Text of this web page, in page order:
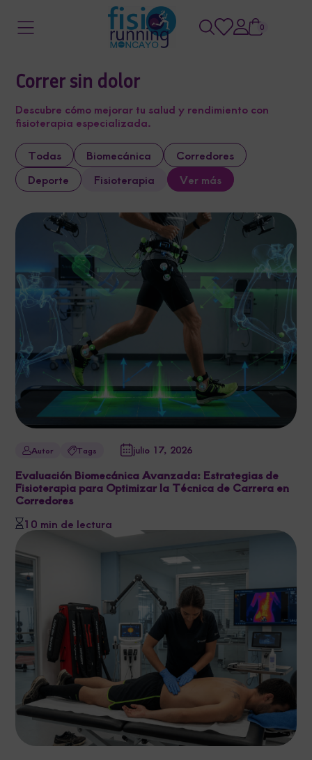
0
Correr sin dolor
Descubre cómo mejorar tu salud y rendimiento con
fisioterapia especializada.
Todas Biomecánica
Corredores
Deporte
Fisioterapia Ver más
Autor Tags julio 17, 2026
Evaluación Biomecánica Avanzada: Estrategias de
Fisioterapia para Optimizar la Técnica de Carrera en
Corredores
10 min de lectura